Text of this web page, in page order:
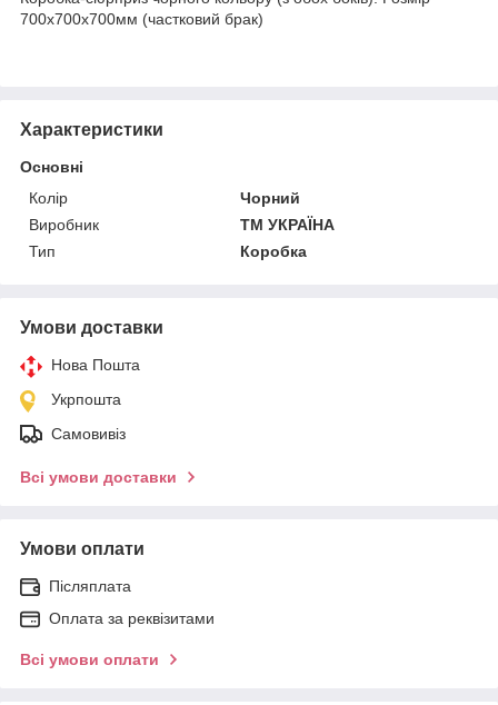
700х700х700мм (частковий брак)
Характеристики
Основні
Колір
Чорний
Виробник
ТМ УКРАЇНА
Тип
Коробка
Умови доставки
Нова Пошта
Укрпошта
Самовивіз
Всі умови доставки
Умови оплати
Післяплата
Оплата за реквізитами
Всі умови оплати